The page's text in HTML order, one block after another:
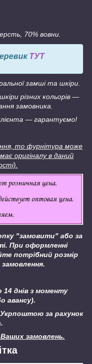
70% вовни.
ТУТ
замші та шкіри.
різних кольорів ―
замовника.
клієнта ― гарантуємо!
то фурнітура може
оригіналу в даний
"замовити" або за
При оформленні
потрібний розмір
14 днів з моменту
авансу).
за рахунок
замовлень.